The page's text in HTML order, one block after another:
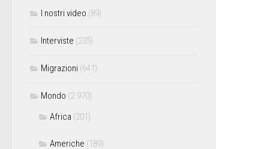
I nostri video (89)
Interviste (235)
Migrazioni (641)
Mondo (2.970)
Africa (201)
Americhe (189)